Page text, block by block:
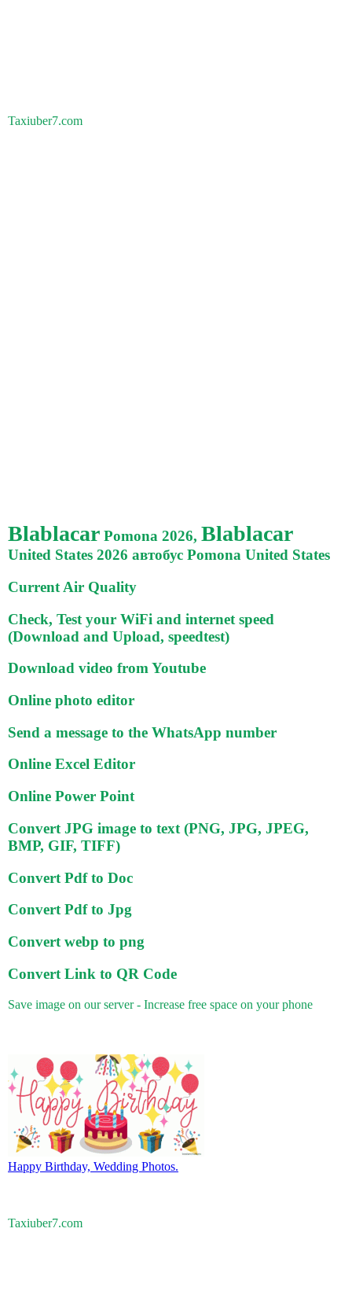
Taxiuber7.com
Blablacar Pomona 2026, Blablacar
United States 2026 автобус Pomona United States
Current Air Quality
Check, Test your WiFi and internet speed
(Download and Upload, speedtest)
Download video from Youtube
Online photo editor
Send a message to the WhatsApp number
Online Excel Editor
Online Power Point
Convert JPG image to text (PNG, JPG, JPEG,
BMP, GIF, TIFF)
Convert Pdf to Doc
Convert Pdf to Jpg
Convert webp to png
Convert Link to QR Code
Save image on our server - Increase free space on your phone
Happy Birthday, Wedding Photos.
Taxiuber7.com